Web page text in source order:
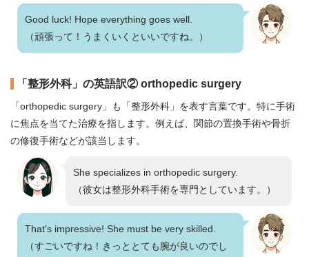
Good luck! Hope everything goes well.
（頑張って！うまくいくといいですね。）
「整形外科」の英語訳② orthopedic surgery
「orthopedic surgery」も「整形外科」を表す言葉です。特に手術
に焦点を当てた治療を指します。例えば、関節の置換手術や骨折
の修復手術などが該当します。
She specializes in orthopedic surgery.
（彼女は整形外科手術を専門としています。）
That's impressive! She must be very skilled.
（すごいですね！きっととても腕が良いのでし